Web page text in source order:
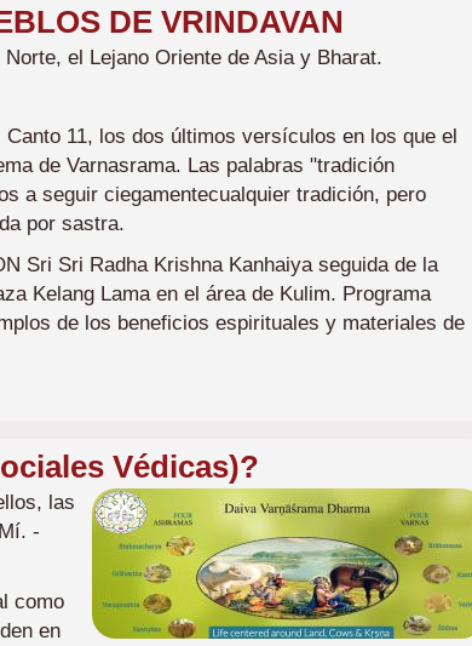
DE VRINDAVAN
el Lejano Oriente de Asia y Bharat.
11, los dos últimos versículos en los que el
de Varnasrama. Las palabras "tradición
a seguir ciegamentecualquier tradición, pero
por sastra.
Sri Sri Radha Krishna Kanhaiya seguida de la
Kelang Lama en el área de Kulim. Programa
de los beneficios espirituales y materiales de
Védicas)?
Imagen
las
-
como
en